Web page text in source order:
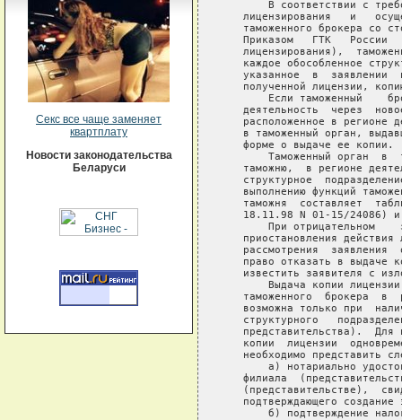
Секс все чаще заменяет
квартплату
Новости законодательства
Беларуси